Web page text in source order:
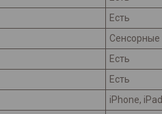
Есть
Сенсорные
Есть
Есть
iPhone, iPad